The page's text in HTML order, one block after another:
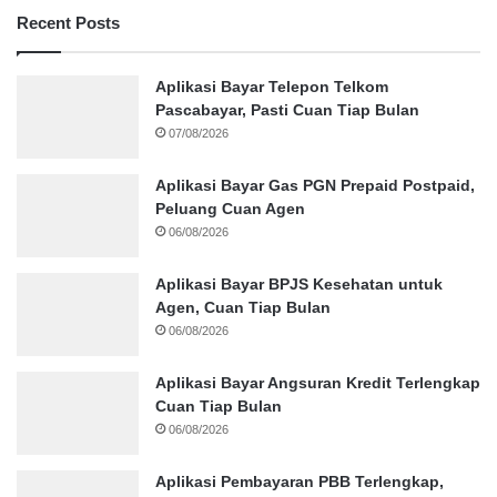
Recent Posts
Aplikasi Bayar Telepon Telkom
Pascabayar, Pasti Cuan Tiap Bulan
07/08/2026
Aplikasi Bayar Gas PGN Prepaid Postpaid,
Peluang Cuan Agen
06/08/2026
Aplikasi Bayar BPJS Kesehatan untuk
Agen, Cuan Tiap Bulan
06/08/2026
Aplikasi Bayar Angsuran Kredit Terlengkap
Cuan Tiap Bulan
06/08/2026
Aplikasi Pembayaran PBB Terlengkap,